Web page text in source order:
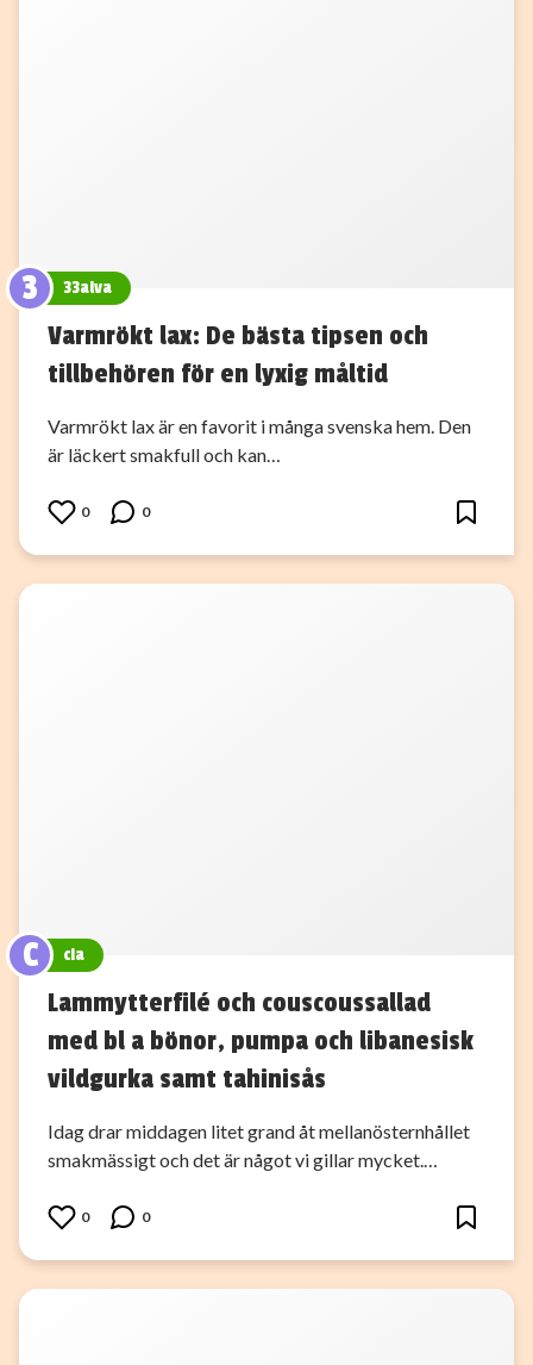
3 33alva
Varmrökt lax: De bästa tipsen och
tillbehören för en lyxig måltid
Varmrökt lax är en favorit i många svenska hem. Den
är läckert smakfull och kan…
0 0
C cia
Lammytterfilé och couscoussallad
med bl a bönor, pumpa och libanesisk
vildgurka samt tahinisås
Idag drar middagen litet grand åt mellanösternhållet
smakmässigt och det är något vi gillar mycket.…
0 0